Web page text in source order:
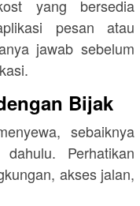
yang bersedia
pesan atau
jawab sebelum
Bijak
sebaiknya
Perhatikan
akses jalan,